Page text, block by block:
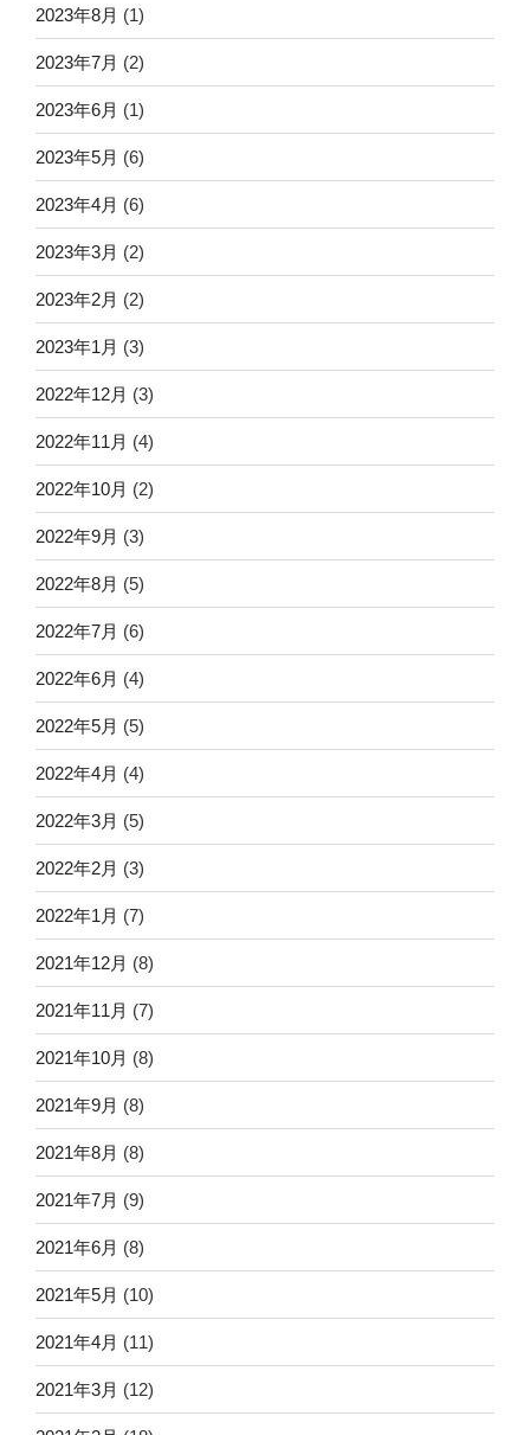
2023年8月 (1)
2023年7月 (2)
2023年6月 (1)
2023年5月 (6)
2023年4月 (6)
2023年3月 (2)
2023年2月 (2)
2023年1月 (3)
2022年12月 (3)
2022年11月 (4)
2022年10月 (2)
2022年9月 (3)
2022年8月 (5)
2022年7月 (6)
2022年6月 (4)
2022年5月 (5)
2022年4月 (4)
2022年3月 (5)
2022年2月 (3)
2022年1月 (7)
2021年12月 (8)
2021年11月 (7)
2021年10月 (8)
2021年9月 (8)
2021年8月 (8)
2021年7月 (9)
2021年6月 (8)
2021年5月 (10)
2021年4月 (11)
2021年3月 (12)